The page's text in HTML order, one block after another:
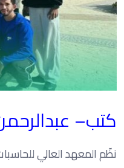
كتب–
نظّم المعهد العالي